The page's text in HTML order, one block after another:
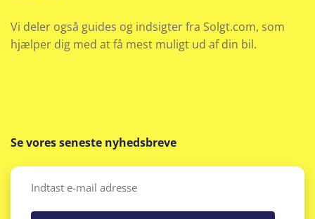
Vi deler også guides og indsigter fra Solgt.com, som
hjælper dig med at få mest muligt ud af din bil.
Se vores seneste nyhedsbreve
Email